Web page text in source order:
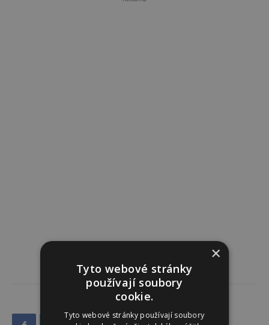
×
Tyto webové stránky
používají soubory
cookie.
Tyto webové stránky používají soubory